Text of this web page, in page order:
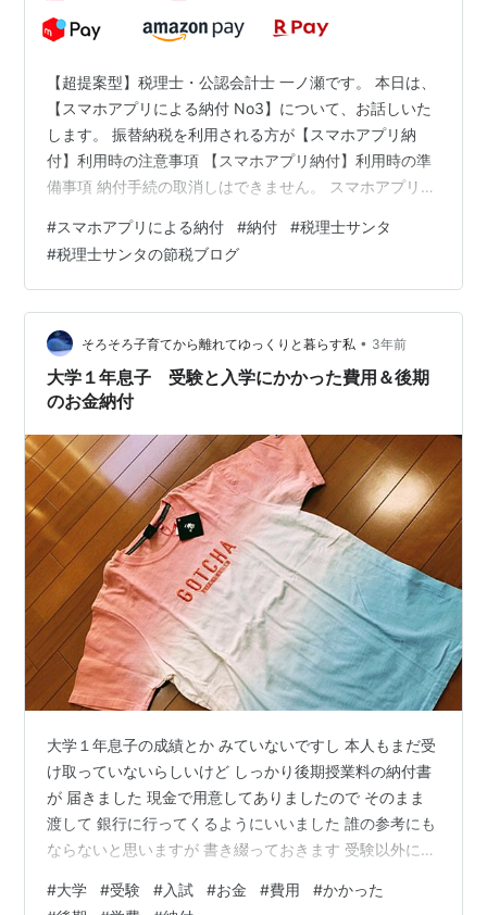
【超提案型】税理士・公認会計士 一ノ瀬です。 本日は、
【スマホアプリによる納付 No3】について、お話しいた
します。 振替納税を利用される方が【スマホアプリ納
付】利用時の注意事項 【スマホアプリ納付】利用時の準
備事項 納付手続の取消しはできません。 スマホアプリ納
替納税を利用される方が【スマホアプリ納付】利用時の
注意事項 振替納税を利用されている方は、申告手続等に
より税額が確定すれば、振替納税の口座引落日（振替
日）に自動振替により納付手続が完了します。 そのた
め、 【振替納税によらず】、スマホアプリ納付の利用を
希望される場合で、 特に振替納税…
#スマホアプリによる納付 #納付 #税理士サンタ
#税理士サンタの節税ブログ
そろそろ子育てから離れてゆっくりと暮らす私 • 3年前
大学１年息子 受験と入学にかかった費用＆後期
のお金納付
大学１年息子の成績とか みていないですし 本人もまだ受
け取っていないらしいけど しっかり後期授業料の納付書
が 届きました 現金で用意してありましたので そのまま
渡して 銀行に行ってくるようにいいました 誰の参考にも
ならないと思いますが 書き綴っておきます 受験以外にも
ト １８８００円 大学出願 １３７９９０円 すべり止め出
#大学 #受験 #入試 #お金 #費用 #かかった